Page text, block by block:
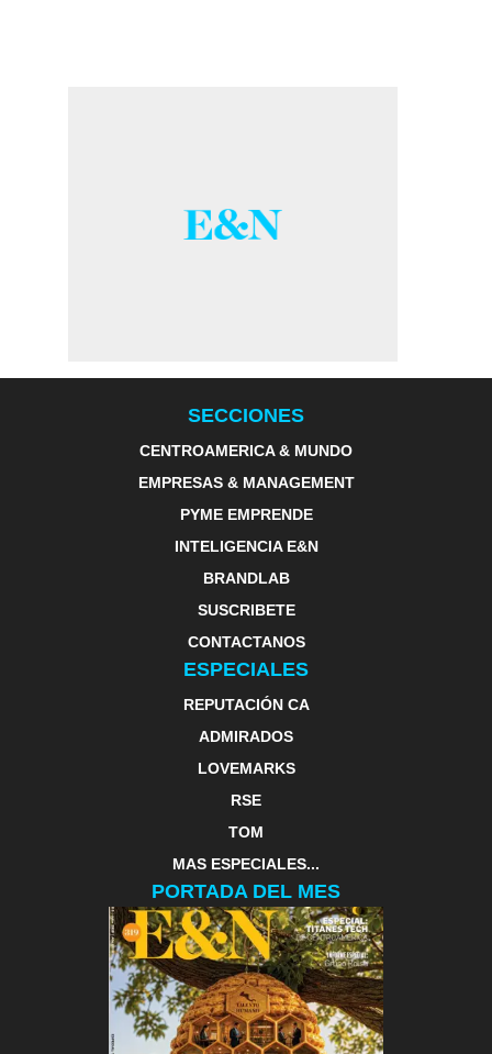
SECCIONES
CENTROAMERICA & MUNDO
EMPRESAS & MANAGEMENT
PYME EMPRENDE
INTELIGENCIA E&N
BRANDLAB
SUSCRIBETE
CONTACTANOS
ESPECIALES
REPUTACIÓN CA
ADMIRADOS
LOVEMARKS
RSE
TOM
MAS ESPECIALES...
PORTADA DEL MES